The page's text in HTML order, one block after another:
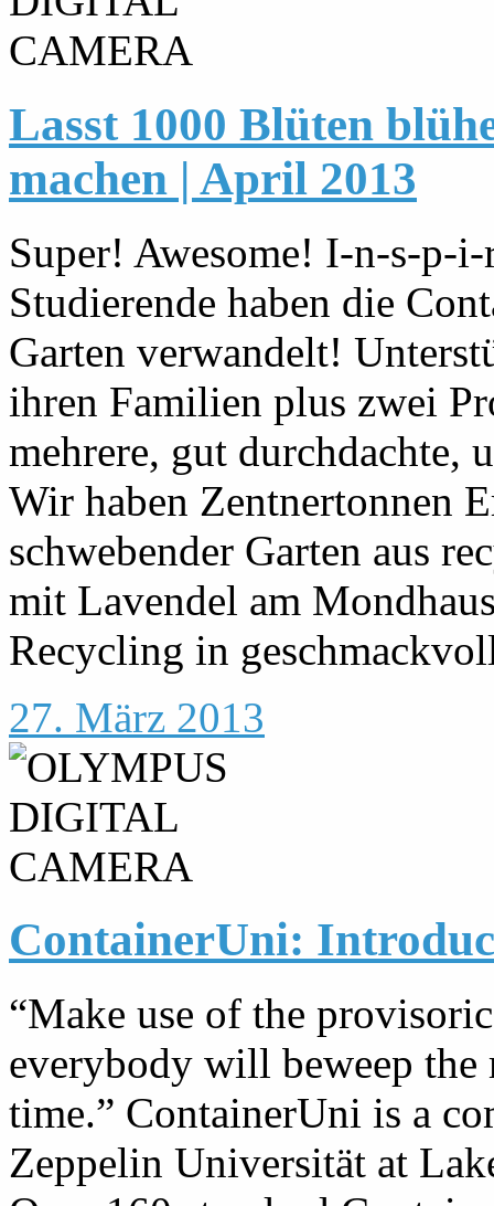
Lasst 1000 Blüten
machen | April 2013
Super! Awesome! I-n-s-p-
Studierende haben die
Garten verwandelt!
ihren Familien plus zwei
mehrere, gut durchdachte,
Wir haben Zentnertonnen
schwebender Garten aus
mit Lavendel am
Recycling in
27. März 2013
ContainerUni:
“Make use of the
everybody will beweep
time.” ContainerUni is a
Zeppelin Universität at